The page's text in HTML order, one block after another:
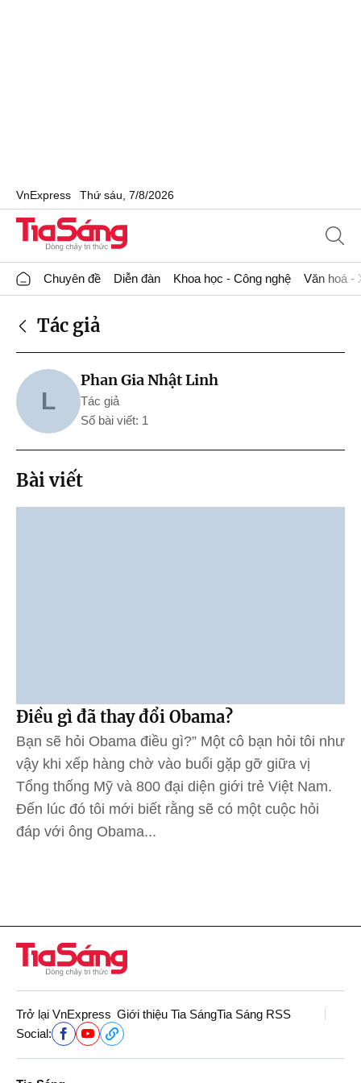
VnExpress Thứ sáu, 7/8/2026
Chuyên đề Diễn đàn Khoa học - Công nghệ Văn hoá -
Tác giả
L
Phan Gia Nhật Linh
Tác giả
Số bài viết: 1
Bài viết
Điều gì đã thay đổi Obama?
Bạn sẽ hỏi Obama điều gì?” Một cô bạn hỏi tôi như
vậy khi xếp hàng chờ vào buổi gặp gỡ giữa vị
Tổng thống Mỹ và 800 đại diện giới trẻ Việt Nam.
Đến lúc đó tôi mới biết rằng sẽ có một cuộc hỏi
đáp với ông Obama...
Trở lại VnExpress Giới thiệu Tia SángTia Sáng RSS
Social: